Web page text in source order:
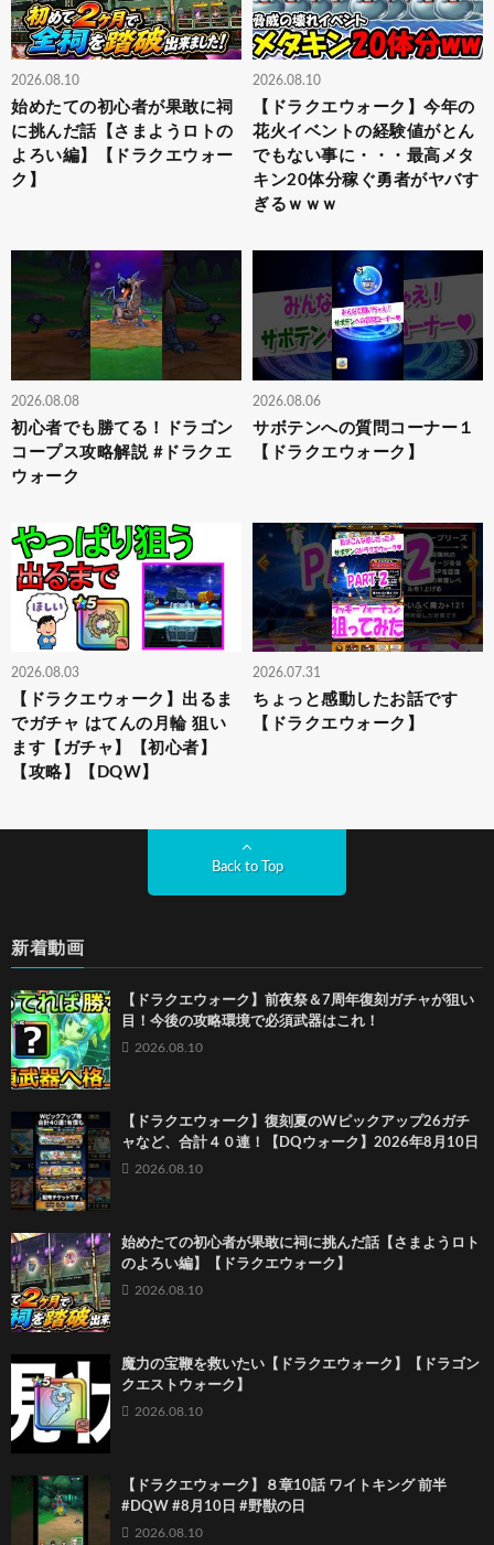
2026.08.10
始めたての初心者が果敢に祠
に挑んだ話【さまようロトの
よろい編】【ドラクエウォー
ク】
2026.08.10
【ドラクエウォーク】今年の
花火イベントの経験値がとん
でもない事に・・・最高メタ
キン20体分稼ぐ勇者がヤバす
ぎるｗｗｗ
2026.08.08
初心者でも勝てる！ドラゴン
コープス攻略解説 #ドラクエ
ウォーク
2026.08.06
サボテンへの質問コーナー１
【ドラクエウォーク】
2026.08.03
【ドラクエウォーク】出るま
でガチャ はてんの月輪 狙い
ます【ガチャ】【初心者】
【攻略】【DQW】
2026.07.31
ちょっと感動したお話です
【ドラクエウォーク】
Back to Top
新着動画
【ドラクエウォーク】前夜祭＆7周年復刻ガチャが狙い
目！今後の攻略環境で必須武器はこれ！
2026.08.10
【ドラクエウォーク】復刻夏のWピックアップ26ガチ
ャなど、合計４０連！【DQウォーク】2026年8月10日
2026.08.10
始めたての初心者が果敢に祠に挑んだ話【さまようロト
のよろい編】【ドラクエウォーク】
2026.08.10
魔力の宝鞭を救いたい【ドラクエウォーク】【ドラゴン
クエストウォーク】
2026.08.10
【ドラクエウォーク】８章10話 ワイトキング 前半
#DQW #8月10日 #野獣の日
2026.08.10